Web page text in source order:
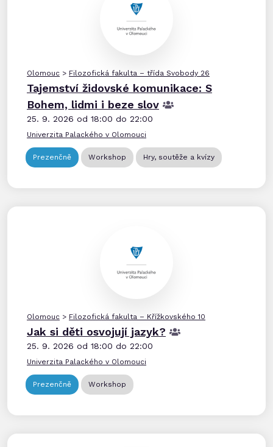
Olomouc > Filozofická fakulta – třída Svobody 26
Tajemství židovské komunikace: S
Bohem, lidmi i beze slov
25. 9. 2026 od 18:00 do 22:00
Univerzita Palackého v Olomouci
Prezenčně Workshop Hry, soutěže a kvízy
Olomouc > Filozofická fakulta – Křížkovského 10
Jak si děti osvojují jazyk?
25. 9. 2026 od 18:00 do 22:00
Univerzita Palackého v Olomouci
Prezenčně Workshop